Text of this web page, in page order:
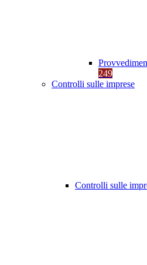
249
Controlli sulle imprese
Controlli sulle